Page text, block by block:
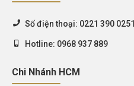
Số điện thoại: 0221 390 0251
Hotline: 0968 937 889
Chi Nhánh HCM